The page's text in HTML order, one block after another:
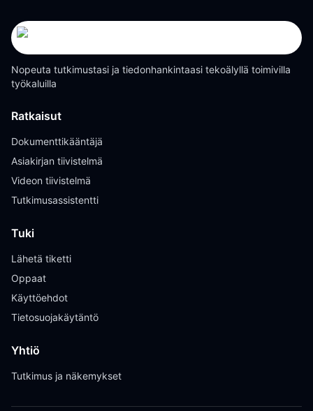
Nopeuta tutkimustasi ja tiedonhankintaasi tekoälyllä toimivilla
työkaluilla
Ratkaisut
Dokumenttikääntäjä
Asiakirjan tiivistelmä
Videon tiivistelmä
Tutkimusassistentti
Tuki
Lähetä tiketti
Oppaat
Käyttöehdot
Tietosuojakäytäntö
Yhtiö
Tutkimus ja näkemykset